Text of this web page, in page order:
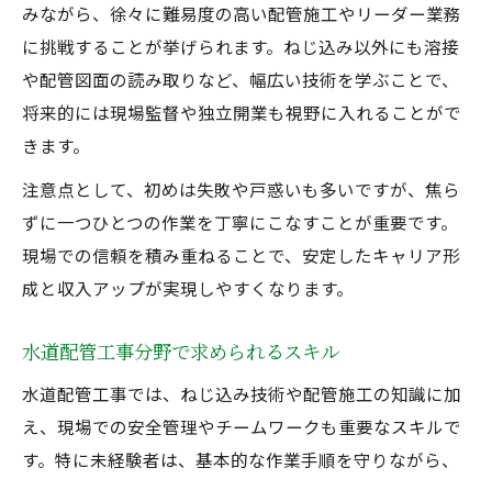
みながら、徐々に難易度の高い配管施工やリーダー業務
に挑戦することが挙げられます。ねじ込み以外にも溶接
や配管図面の読み取りなど、幅広い技術を学ぶことで、
将来的には現場監督や独立開業も視野に入れることがで
きます。
注意点として、初めは失敗や戸惑いも多いですが、焦ら
ずに一つひとつの作業を丁寧にこなすことが重要です。
現場での信頼を積み重ねることで、安定したキャリア形
成と収入アップが実現しやすくなります。
水道配管工事分野で求められるスキル
水道配管工事では、ねじ込み技術や配管施工の知識に加
え、現場での安全管理やチームワークも重要なスキルで
す。特に未経験者は、基本的な作業手順を守りながら、